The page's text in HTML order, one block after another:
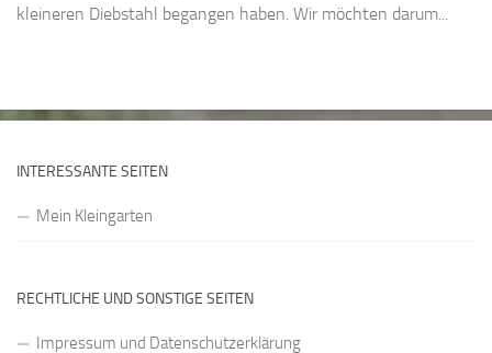
kleineren Diebstahl begangen haben. Wir möchten darum...
INTERESSANTE SEITEN
Mein Kleingarten
RECHTLICHE UND SONSTIGE SEITEN
Impressum und Datenschutzerklärung